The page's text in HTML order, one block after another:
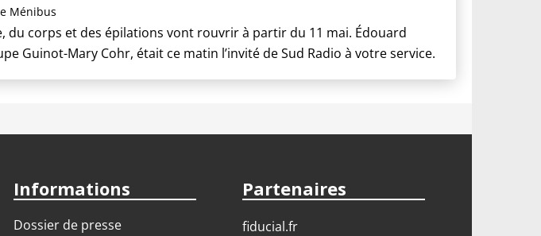
Ménibus
du corps et des épilations vont rouvrir à partir du 11 mai. Édouard
Guinot-Mary Cohr, était ce matin l’invité de Sud Radio à votre service.
Informations
Dossier de presse
Partenaires
fiducial.fr